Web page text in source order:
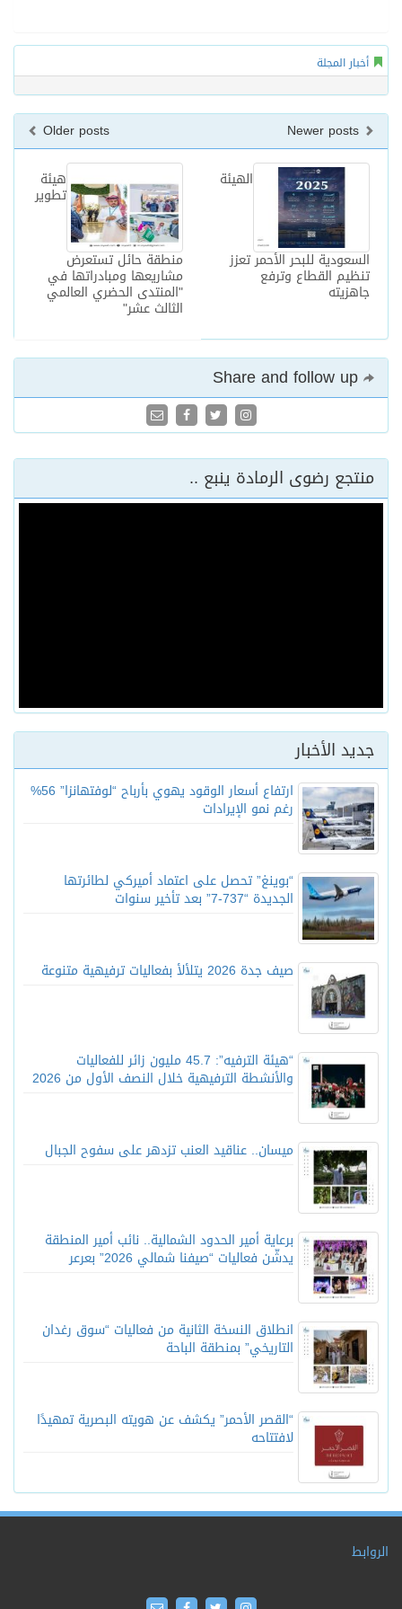
أخبار المجلة
Older posts
هيئة
تطوير
منطقة حائل تستعرض
مشاريعها ومبادراتها في
"المنتدى الحضري العالمي
الثالث عشر"
الهيئة
السعودية للبحر الأحمر تعزز
تنظيم القطاع وترفع
جاهزيته
منتجع رضوى الرمادة ينبع ..
جديد الأخبار
ارتفاع أسعار الوقود يهوي بأرباح “لوفتهانزا” 56%
رغم نمو الإيرادات
“بوينغ” تحصل على اعتماد أميركي لطائرتها
الجديدة “737-7” بعد تأخير سنوات
صيف جدة 2026 يتلألأ بفعاليات ترفيهية متنوعة
“هيئة الترفيه”: 45.7 مليون زائر للفعاليات
والأنشطة الترفيهية خلال النصف الأول من 2026
ميسان.. عناقيد العنب تزدهر على سفوح الجبال
برعاية أمير الحدود الشمالية.. نائب أمير المنطقة
يدشّن فعاليات “صيفنا شمالي 2026” بعرعر
انطلاق النسخة الثانية من فعاليات “سوق رغدان
التاريخي” بمنطقة الباحة
“القصر الأحمر” يكشف عن هويته البصرية تمهيدًا
لافتتاحه
الروابط